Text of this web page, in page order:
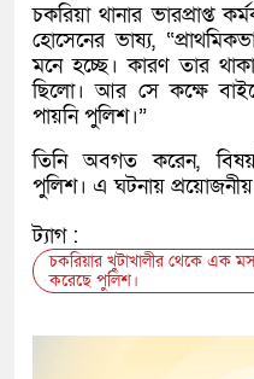
চকরিয়া থানার ভারপ্রাপ্ত
হোসেনের ভাষ্য,
মনে হচ্ছে। কারণ তার
ছিলো। আর সে কক্ষে
পায়নি পুলিশ।”
তিনি অবগত করেন,
পুলিশ। এ ঘটনায়
ট্যাগ :
চকরিয়ার খুটাখালীর থেকে এক
করেছে পুলিশ।